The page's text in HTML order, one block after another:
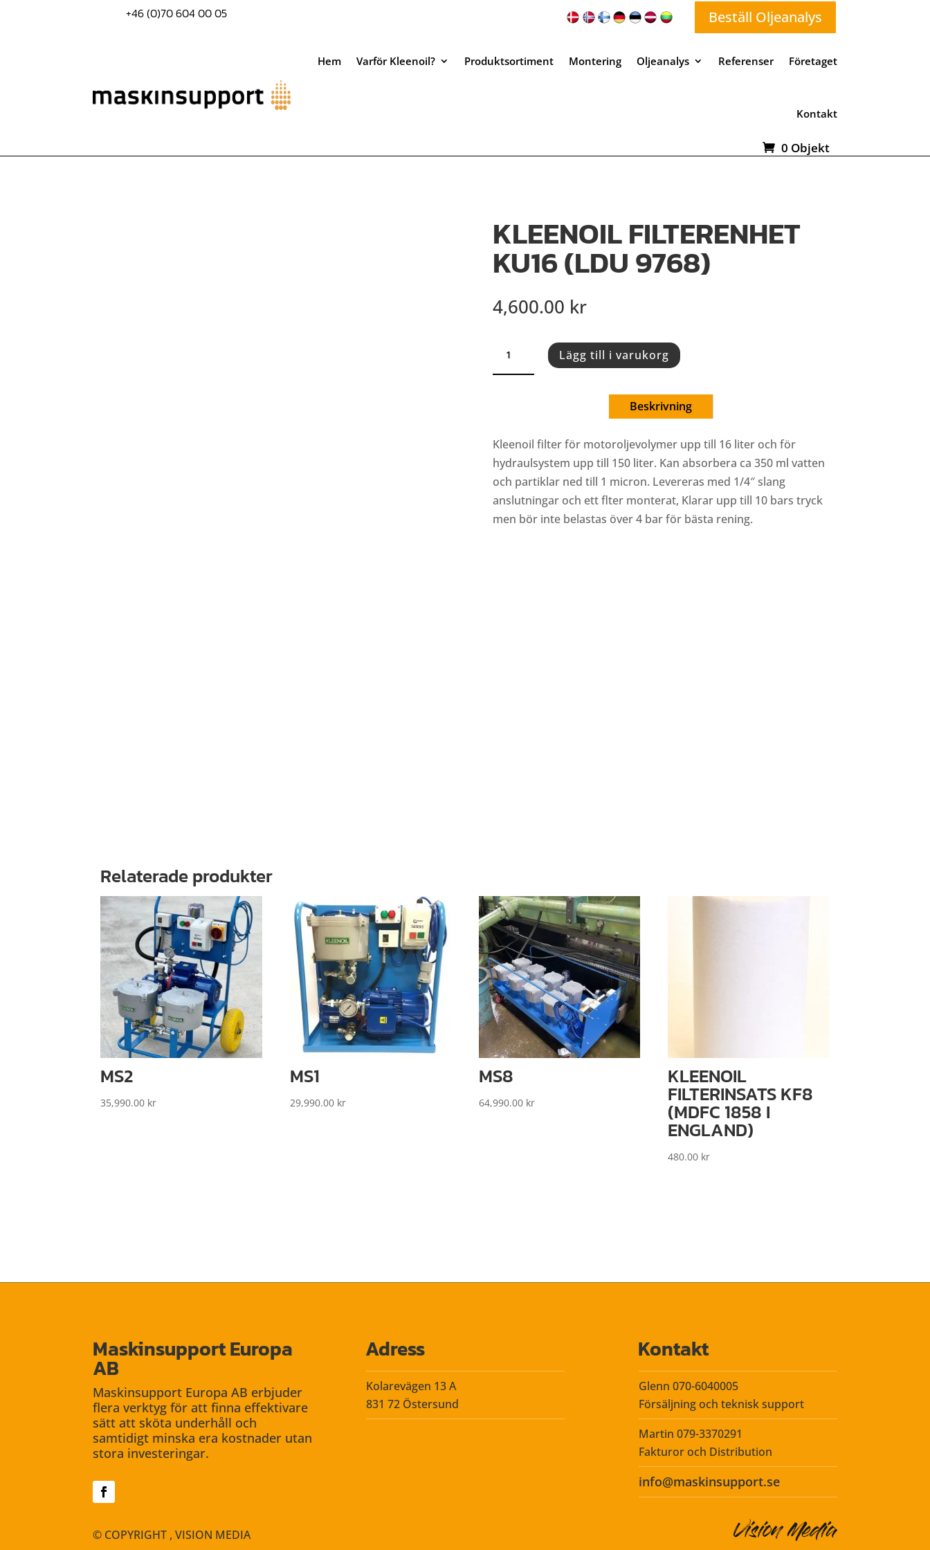
+46 (0)70 604 00 05 Beställ Oljeanalys
Hem Varför Kleenoil? Produktsortiment Montering Oljeanalys Referenser Företaget
Kontakt
0 Objekt
KLEENOIL FILTERENHET
KU16 (LDU 9768)
4,600.00 kr
FILTERENHET
mängd
Lägg till i varukorg
Beskrivning
Kleenoil filter för motoroljevolymer upp till 16 liter och för
hydraulsystem upp till 150 liter. Kan absorbera ca 350 ml vatten
och partiklar ned till 1 micron. Levereras med 1/4″ slang
anslutningar och ett flter monterat, Klarar upp till 10 bars tryck
men bör inte belastas över 4 bar för bästa rening.
Relaterade produkter
MS2
35,990.00 kr
MS1
29,990.00 kr
MS8
64,990.00 kr
KLEENOIL
FILTERINSATS KF8
(MDFC 1858 I
ENGLAND)
480.00 kr
Maskinsupport Europa
AB
Maskinsupport Europa AB erbjuder
flera verktyg för att finna ef­fektivare
sätt att sköta underhåll och
samtidigt minska era kost­nader utan
stora investeringar.
Adress
Kolarevägen 13 A
831 72 Östersund
Kontakt
Glenn 070-6040005
Försäljning och teknisk support
Martin 079-3370291
Fakturor och Distribution
info@maskinsupport.se
© COPYRIGHT , VISION MEDIA